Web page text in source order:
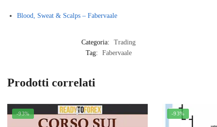
Blood, Sweat & Scalps – Fabervaale
Categoria:
Trading
Tag:
Fabervaale
Prodotti correlati
-93% -93%